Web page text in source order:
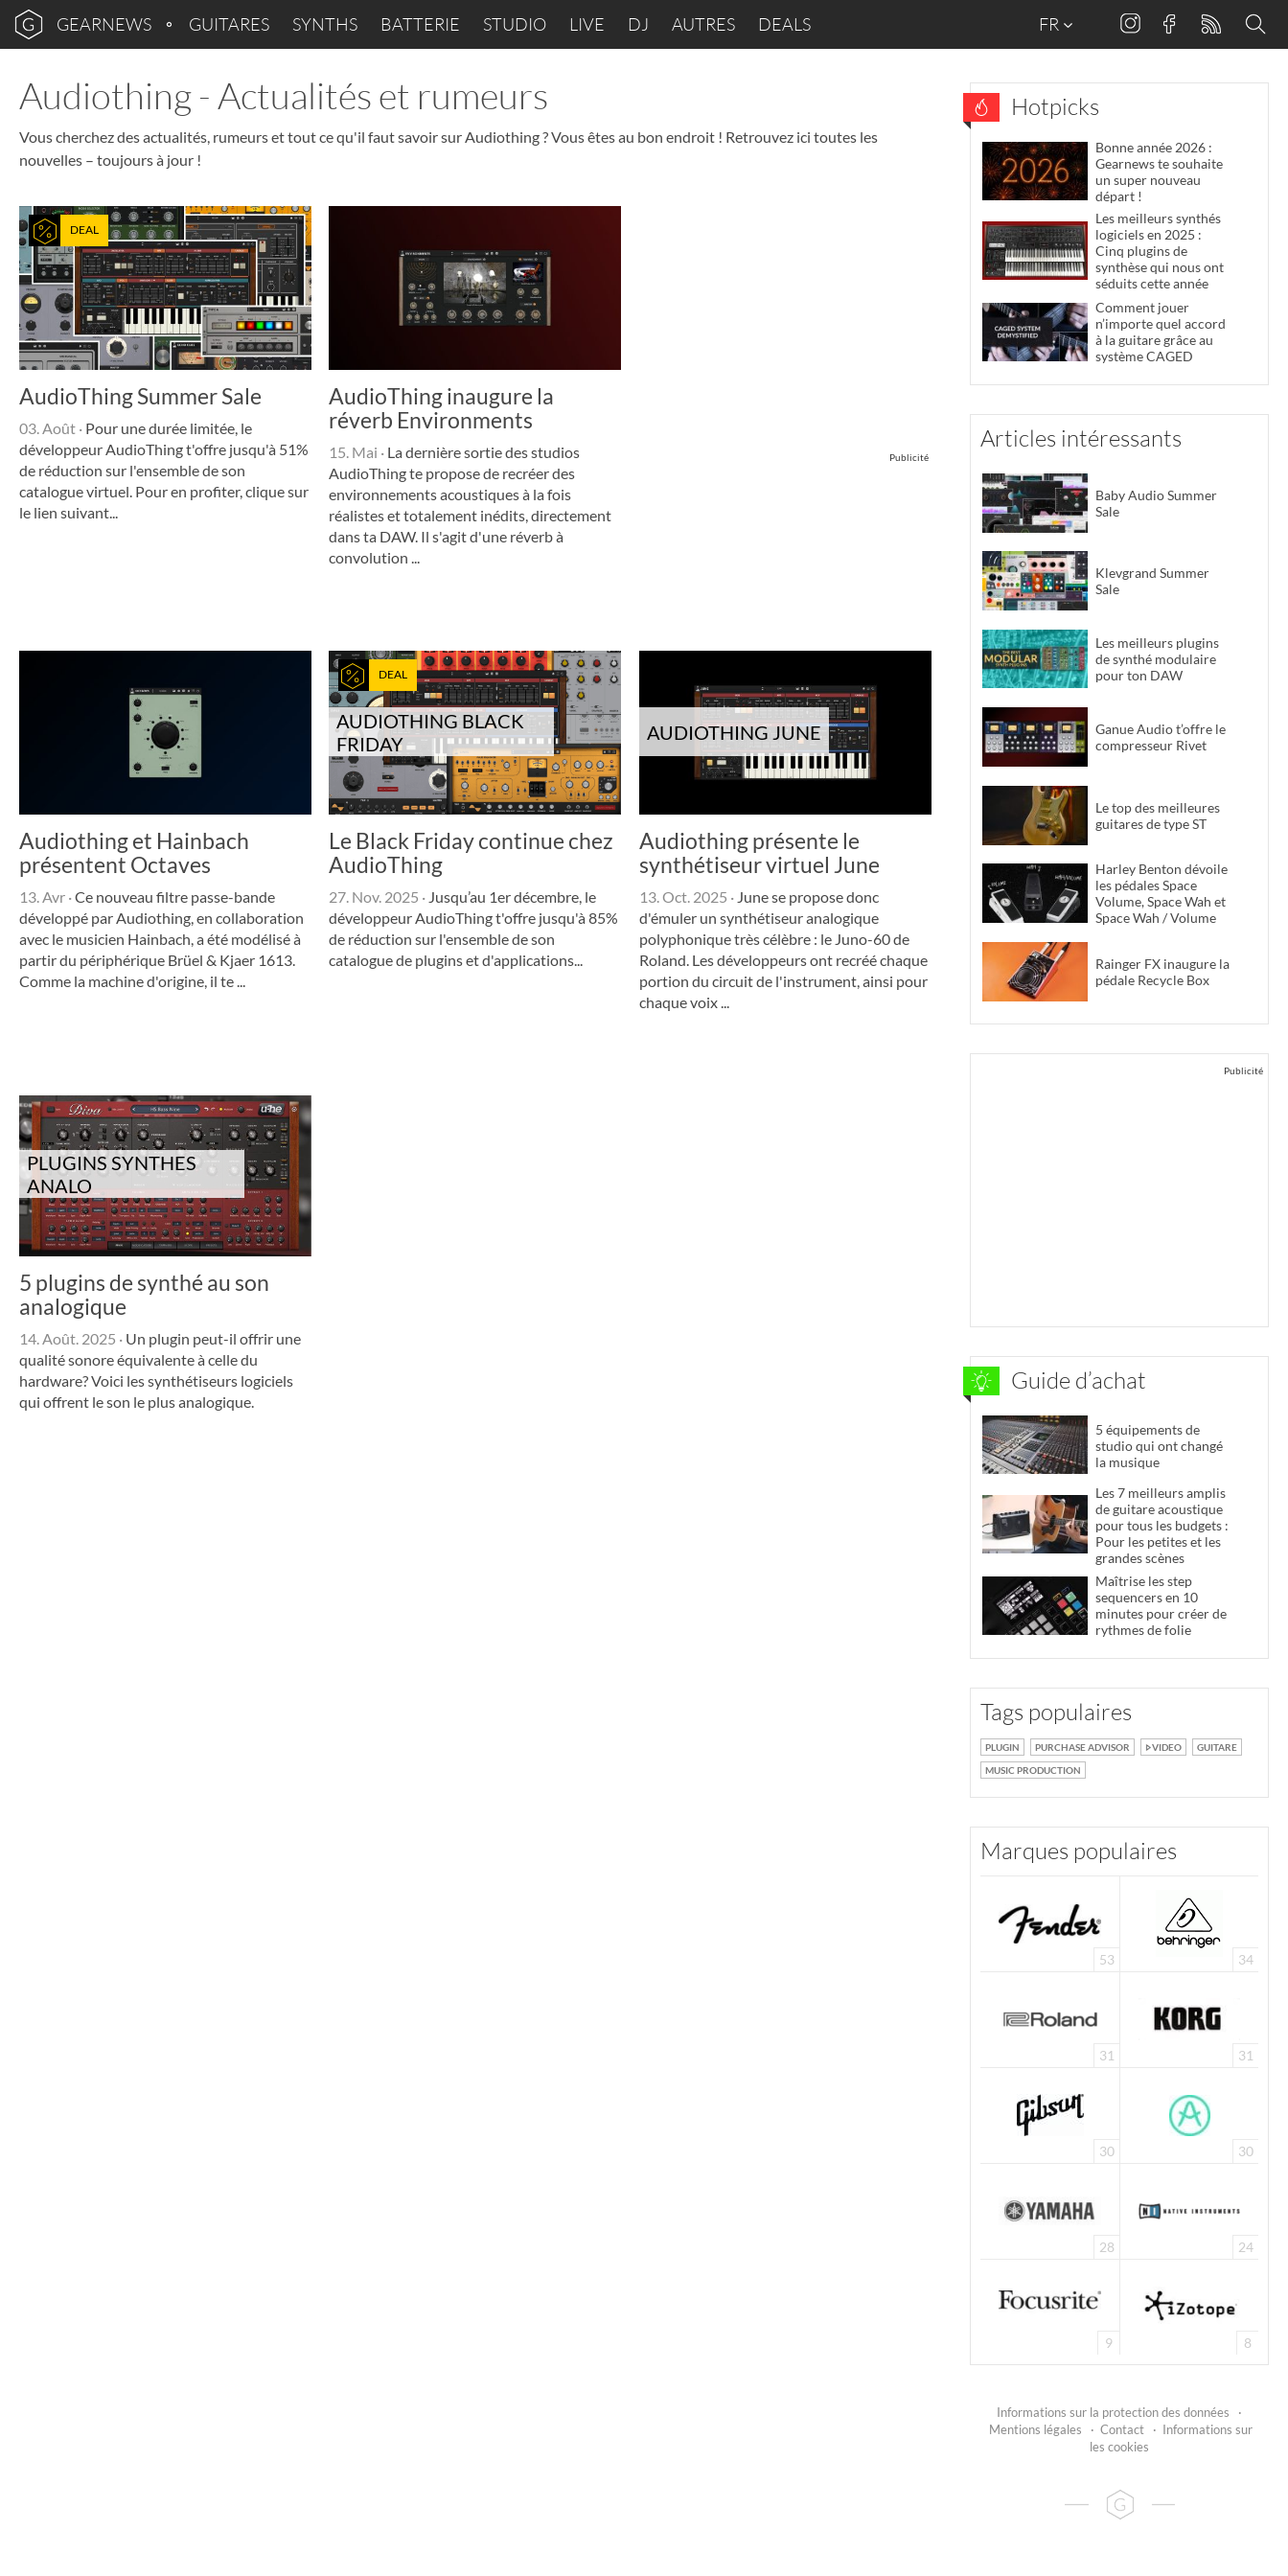
GEARNEWS GUITARES SYNTHS BATTERIE STUDIO LIVE DJ AUTRES DEALS FR
Audiothing - Actualités et rumeurs
Vous cherchez des actualités, rumeurs et tout ce qu'il faut savoir sur Audiothing ? Vous êtes au bon endroit ! Retrouvez ici toutes les
nouvelles – toujours à jour !
DEAL
AudioThing Summer Sale
03. Août · Pour une durée limitée, le
développeur AudioThing t'offre jusqu'à 51%
de réduction sur l'ensemble de son
catalogue virtuel. Pour en profiter, clique sur
le lien suivant...
AudioThing inaugure la
réverb Environments
15. Mai ·La dernière sortie des studios
AudioThing te propose de recréer des
environnements acoustiques à la fois
réalistes et totalement inédits, directement
dans ta DAW. Il s'agit d'une réverb à
convolution ...
Publicité
Audiothing et Hainbach
présentent Octaves
13. Avr ·Ce nouveau filtre passe-bande
développé par Audiothing, en collaboration
avec le musicien Hainbach, a été modélisé à
partir du périphérique Brüel & Kjaer 1613.
Comme la machine d'origine, il te ...
AUDIOTHING BLACK
FRIDAY
DEAL
Le Black Friday continue chez
AudioThing
27. Nov. 2025 ·Jusqu’au 1er décembre, le
développeur AudioThing t'offre jusqu'à 85%
de réduction sur l'ensemble de son
catalogue de plugins et d'applications...
AUDIOTHING JUNE
Audiothing présente le
synthétiseur virtuel June
13. Oct. 2025 ·June se propose donc
d'émuler un synthétiseur analogique
polyphonique très célèbre : le Juno-60 de
Roland. Les développeurs ont recréé chaque
portion du circuit de l'instrument, ainsi pour
chaque voix ...
PLUGINS SYNTHES
ANALO
5 plugins de synthé au son
analogique
14. Août. 2025 · Un plugin peut-il offrir une
qualité sonore équivalente à celle du
hardware? Voici les synthétiseurs logiciels
qui offrent le son le plus analogique.
Hotpicks
Bonne année 2026 :
Gearnews te souhaite
un super nouveau
départ !
Les meilleurs synthés
logiciels en 2025 :
Cinq plugins de
synthèse qui nous ont
séduits cette année
Comment jouer
n’importe quel accord
à la guitare grâce au
système CAGED
Articles intéressants
Baby Audio Summer
Sale
Klevgrand Summer
Sale
Les meilleurs plugins
de synthé modulaire
pour ton DAW
Ganue Audio t’offre le
compresseur Rivet
Le top des meilleures
guitares de type ST
Harley Benton dévoile
les pédales Space
Volume, Space Wah et
Space Wah / Volume
Rainger FX inaugure la
pédale Recycle Box
Publicité
Guide d’achat
5 équipements de
studio qui ont changé
la musique
Les 7 meilleurs amplis
de guitare acoustique
pour tous les budgets :
Pour les petites et les
grandes scènes
Maîtrise les step
sequencers en 10
minutes pour créer de
rythmes de folie
Tags populaires
PLUGIN PURCHASE ADVISOR VIDEO
GUITARE
MUSIC PRODUCTION
Marques populaires
53 34
31 31
30 30
28 24
9 8
Informations sur la protection des données
·
Mentions légales
· Contact · Informations sur
les cookies